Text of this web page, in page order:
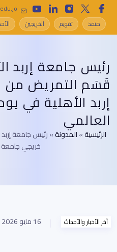
منفذ
تقويم الخريجين
رئيس جامعة إربد
قَسَم التمريض
إربد الأهلية في
العالمي
الرئيسية»المدونة»رئيس جامعة
خريجي جامعة
آخر الأخبار والأحداث 16 مايو 2026